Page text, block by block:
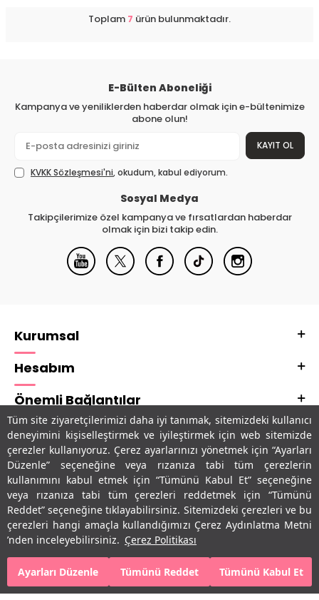
Tüm site ziyaretçilerimizi daha iyi tanımak, sitemizdeki kullanıcı
deneyimini kişiselleştirmek ve iyileştirmek için web sitemizde
çerezler kullanıyoruz. Çerez ayarlarınızı yönetmek için “Ayarları
Düzenle” seçeneğine veya rızanıza tabi tüm çerezlerin
kullanımını kabul etmek için “Tümünü Kabul Et” seçeneğine
veya rızanıza tabi tüm çerezleri reddetmek için “Tümünü
Reddet” seçeneğine tıklayabilirsiniz. Sitemizdeki çerezleri ve bu
çerezleri hangi amaçla kullandığımızı Çerez Aydınlatma Metni
’nden inceleyebilirsiniz. Çerez Politikası
Ayarları Düzenle Tümünü Reddet Tümünü Kabul Et
Toplam 7 ürün bulunmaktadır.
E-Bülten Aboneliği
Kampanya ve yeniliklerden haberdar olmak için e-bültenimize
abone olun!
KAYIT OL
KVKK Sözleşmesi'ni, okudum, kabul ediyorum.
Sosyal Medya
Takipçilerimize özel kampanya ve fırsatlardan haberdar
olmak için bizi takip edin.
Kurumsal
Hesabım
Önemli Bağlantılar
Adres & İletişim
Uygulamalarımız